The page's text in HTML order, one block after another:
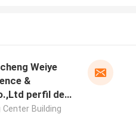
Weiye
&
perfil del
Center Building